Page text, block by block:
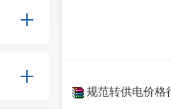
规范转供电价格